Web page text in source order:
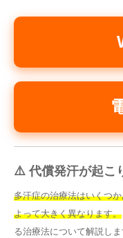
⚠️ 代償発汗が起こ
多汗症の治療法はいくつ
よって大きく異なります。
る治療法について解説しま